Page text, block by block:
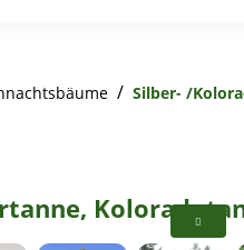
/ Silber- /